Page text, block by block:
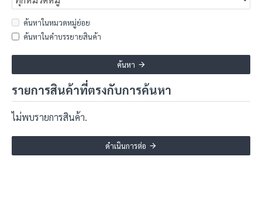
ค้นหาในหมวดหมู่ย่อย
ค้นหาในคำบรรยายสินค้า
ค้นหา
รายการสินค้าที่ตรงกับการค้นหา
ไม่พบรายการสินค้า.
ดำเนินการต่อ